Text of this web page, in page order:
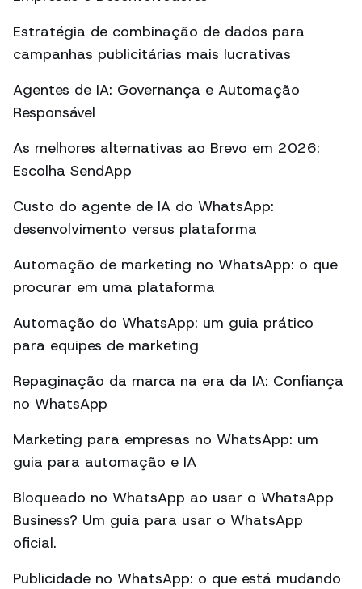
Estratégia de combinação de dados para
campanhas publicitárias mais lucrativas
Agentes de IA: Governança e Automação
Responsável
As melhores alternativas ao Brevo em 2026:
Escolha SendApp
Custo do agente de IA do WhatsApp:
desenvolvimento versus plataforma
Automação de marketing no WhatsApp: o que
procurar em uma plataforma
Automação do WhatsApp: um guia prático
para equipes de marketing
Repaginação da marca na era da IA: Confiança
no WhatsApp
Marketing para empresas no WhatsApp: um
guia para automação e IA
Bloqueado no WhatsApp ao usar o WhatsApp
Business? Um guia para usar o WhatsApp
oficial.
Publicidade no WhatsApp: o que está mudando